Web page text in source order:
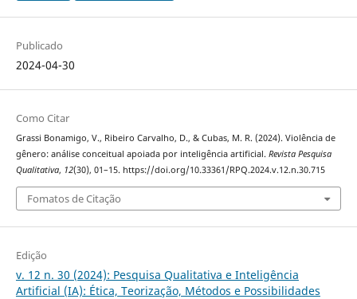
Publicado
2024-04-30
Como Citar
Grassi Bonamigo, V., Ribeiro Carvalho, D., & Cubas, M. R. (2024). Violência de
gênero: análise conceitual apoiada por inteligência artificial. Revista Pesquisa
Qualitativa, 12(30), 01–15. https://doi.org/10.33361/RPQ.2024.v.12.n.30.715
Fomatos de Citação
Edição
v. 12 n. 30 (2024): Pesquisa Qualitativa e Inteligência
Artificial (IA): Ética, Teorização, Métodos e Possibilidades